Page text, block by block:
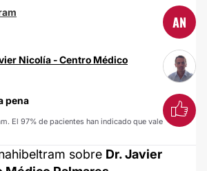
AN
Nicolía - Centro Médico
pena
El 97% de pacientes han indicado que vale
sobre Dr. Javier